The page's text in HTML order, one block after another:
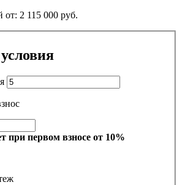
от: 2 115 000 руб.
при первом взносе от 10%